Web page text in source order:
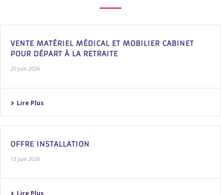
VENTE MATÉRIEL MÉDICAL ET MOBILIER CABINET
POUR DÉPART À LA RETRAITE
20 juin 2026
Lire Plus
OFFRE INSTALLATION
13 juin 2026
Lire Plus